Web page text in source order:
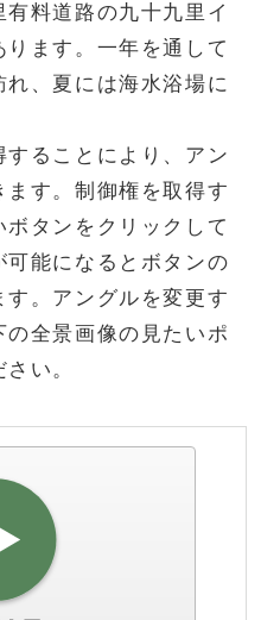
料道路の九十九里イ
ます。一年を通して
、夏には海水浴場に
ることにより、アン
す。制御権を取得す
タンをクリックして
可能になるとボタンの
。アングルを変更す
全景画像の見たいポ
い。